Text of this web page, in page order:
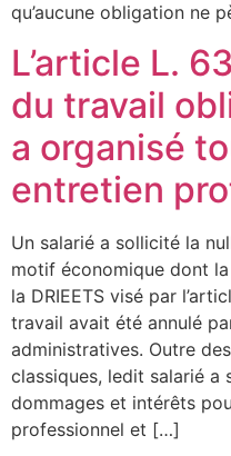
qu’aucune obligation ne
L’article L.
du travail
a organisé
entretien
Un salarié a sollicité la
motif économique dont
la DRIEETS visé par
travail avait été annulé
administratives. Outre
classiques, ledit salarié a
dommages et intérêts
professionnel et […]